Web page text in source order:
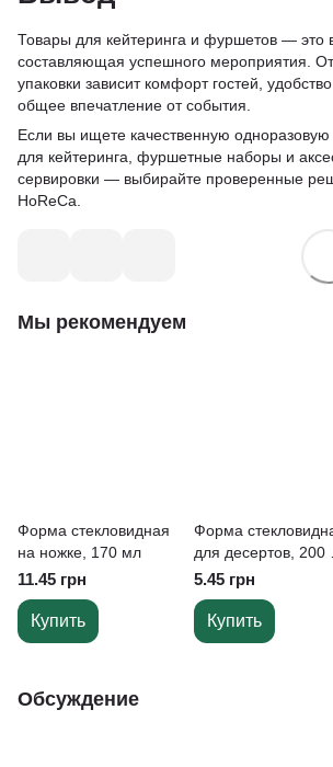
Товары для кейтеринга и фуршетов — это
составляющая успешного мероприятия.
упаковки зависит комфорт гостей,
общее впечатление от события.
Если вы ищете качественную одноразовую
для кейтеринга, фуршетные наборы и
сервировки — выбирайте проверенные
HoReCa.
Мы рекомендуем
Форма стекловидная
на ножке, 170 мл
11.45 грн
Купить
Форма
для десертов, 200
РS
5.45 грн
Купить
Обсуждение